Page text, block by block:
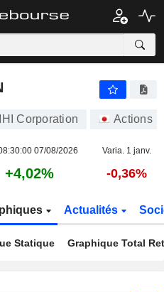
Corporation Actions
07/08/2026 Varia. 1 janv.
+4,02% -0,36%
Actualités
Statique Graphique Total